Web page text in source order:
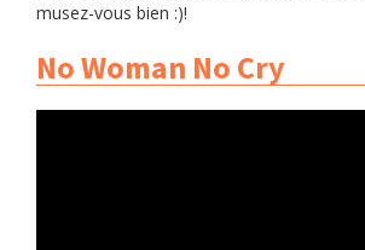
musez-vous bien :)!
No Woman No Cry